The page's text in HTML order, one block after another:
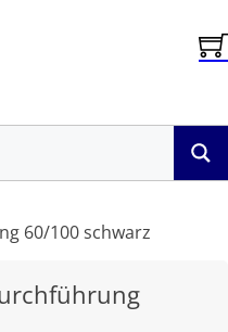
60/100 schwarz